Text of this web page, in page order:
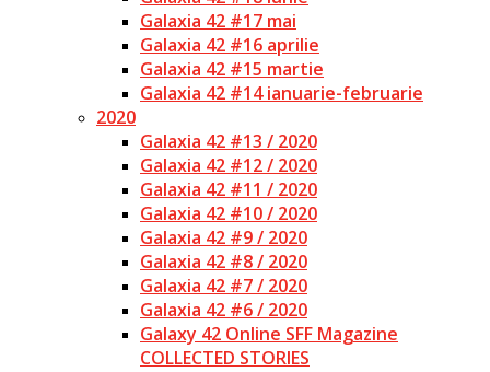
Galaxia 42 #17 mai
Galaxia 42 #16 aprilie
Galaxia 42 #15 martie
Galaxia 42 #14 ianuarie-februarie
2020
Galaxia 42 #13 / 2020
Galaxia 42 #12 / 2020
Galaxia 42 #11 / 2020
Galaxia 42 #10 / 2020
Galaxia 42 #9 / 2020
Galaxia 42 #8 / 2020
Galaxia 42 #7 / 2020
Galaxia 42 #6 / 2020
Galaxy 42 Online SFF Magazine
COLLECTED STORIES